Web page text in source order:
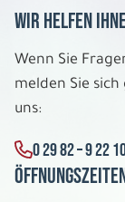
Wir helfen
Wenn Sie
melden Sie
uns:
0 29 82 – 9 22